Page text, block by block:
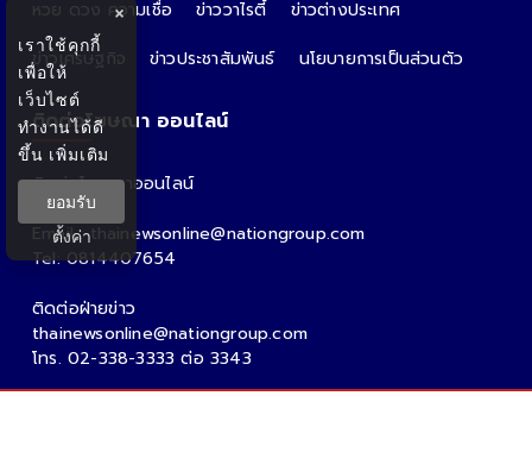
หวย ดวง ความเชื่อ
ข่าววาไรตี้
ข่าวต่างประเทศ
ข่าวเศรษฐกิจ
ข่าวประชาสัมพันธ์ นโยบายการเป็นส่วนตัว
ติดต่อโฆษณา ออนไลน์
ติดต่อโฆษณาออนไลน์
คุณอ้อ
Email : thainewsonline@nationgroup.com
Tel: 0814407654
ติดต่อฝ่ายข่าว
thainewsonline@nationgroup.com
โทร. 02-338-3333 ต่อ 3343
×
เราใช้คุกกี้
เพื่อให้
เว็บไซต์
ทำงานได้ดี
ขึ้น เพิ่มเติม
ยอมรับ
ตั้งค่า